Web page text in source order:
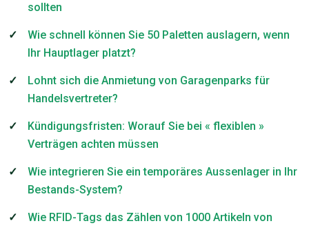
sollten
Wie schnell können Sie 50 Paletten auslagern, wenn
Ihr Hauptlager platzt?
Lohnt sich die Anmietung von Garagenparks für
Handelsvertreter?
Kündigungsfristen: Worauf Sie bei « flexiblen »
Verträgen achten müssen
Wie integrieren Sie ein temporäres Aussenlager in Ihr
Bestands-System?
Wie RFID-Tags das Zählen von 1000 Artikeln von